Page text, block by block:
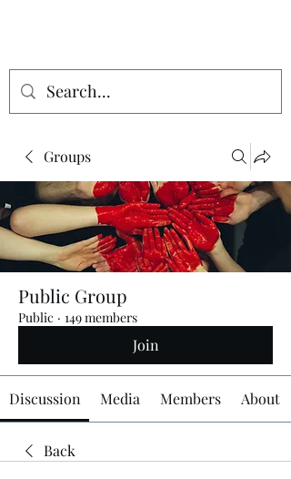
Groups
Public Group
Public · 149 members
Join
Discussion Media Members About
Back